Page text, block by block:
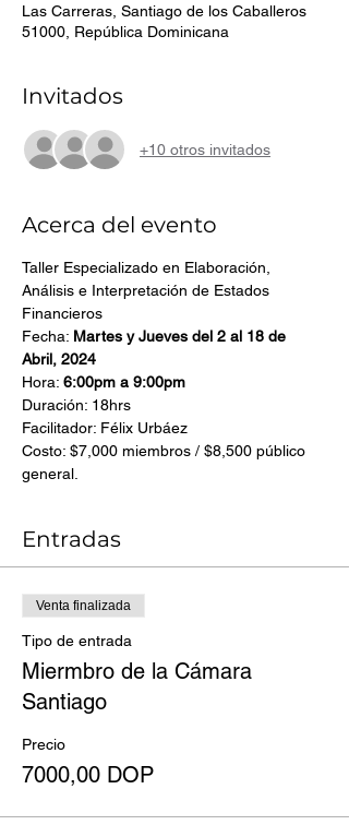
Las Carreras, Santiago de los Caballeros
51000, República Dominicana
Invitados
+10 otros invitados
Acerca del evento
Taller Especializado en Elaboración,
Análisis e Interpretación de Estados
Financieros
Fecha: Martes y Jueves del 2 al 18 de
Abril, 2024
Hora: 6:00pm a 9:00pm
Duración: 18hrs
Facilitador: Félix Urbáez
Costo: $7,000 miembros / $8,500 público
general.
Entradas
Venta finalizada
Tipo de entrada
Miermbro de la Cámara
Santiago
Precio
7000,00 DOP